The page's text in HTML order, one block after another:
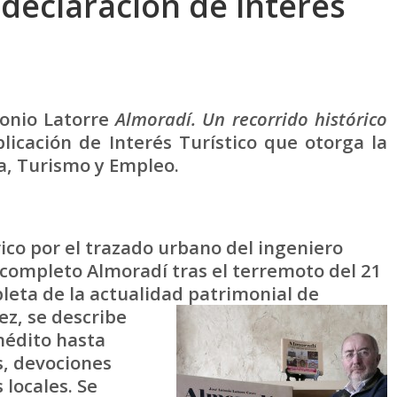
LatorreAlmoradí. Un recorrido histórico
de Interés Turístico que otorga la
Turismo y Empleo.
el trazado urbano del ingeniero
Almoradí tras el terremoto del 21
de la actualidad patrimonial de
se describe
hasta
devociones
Se